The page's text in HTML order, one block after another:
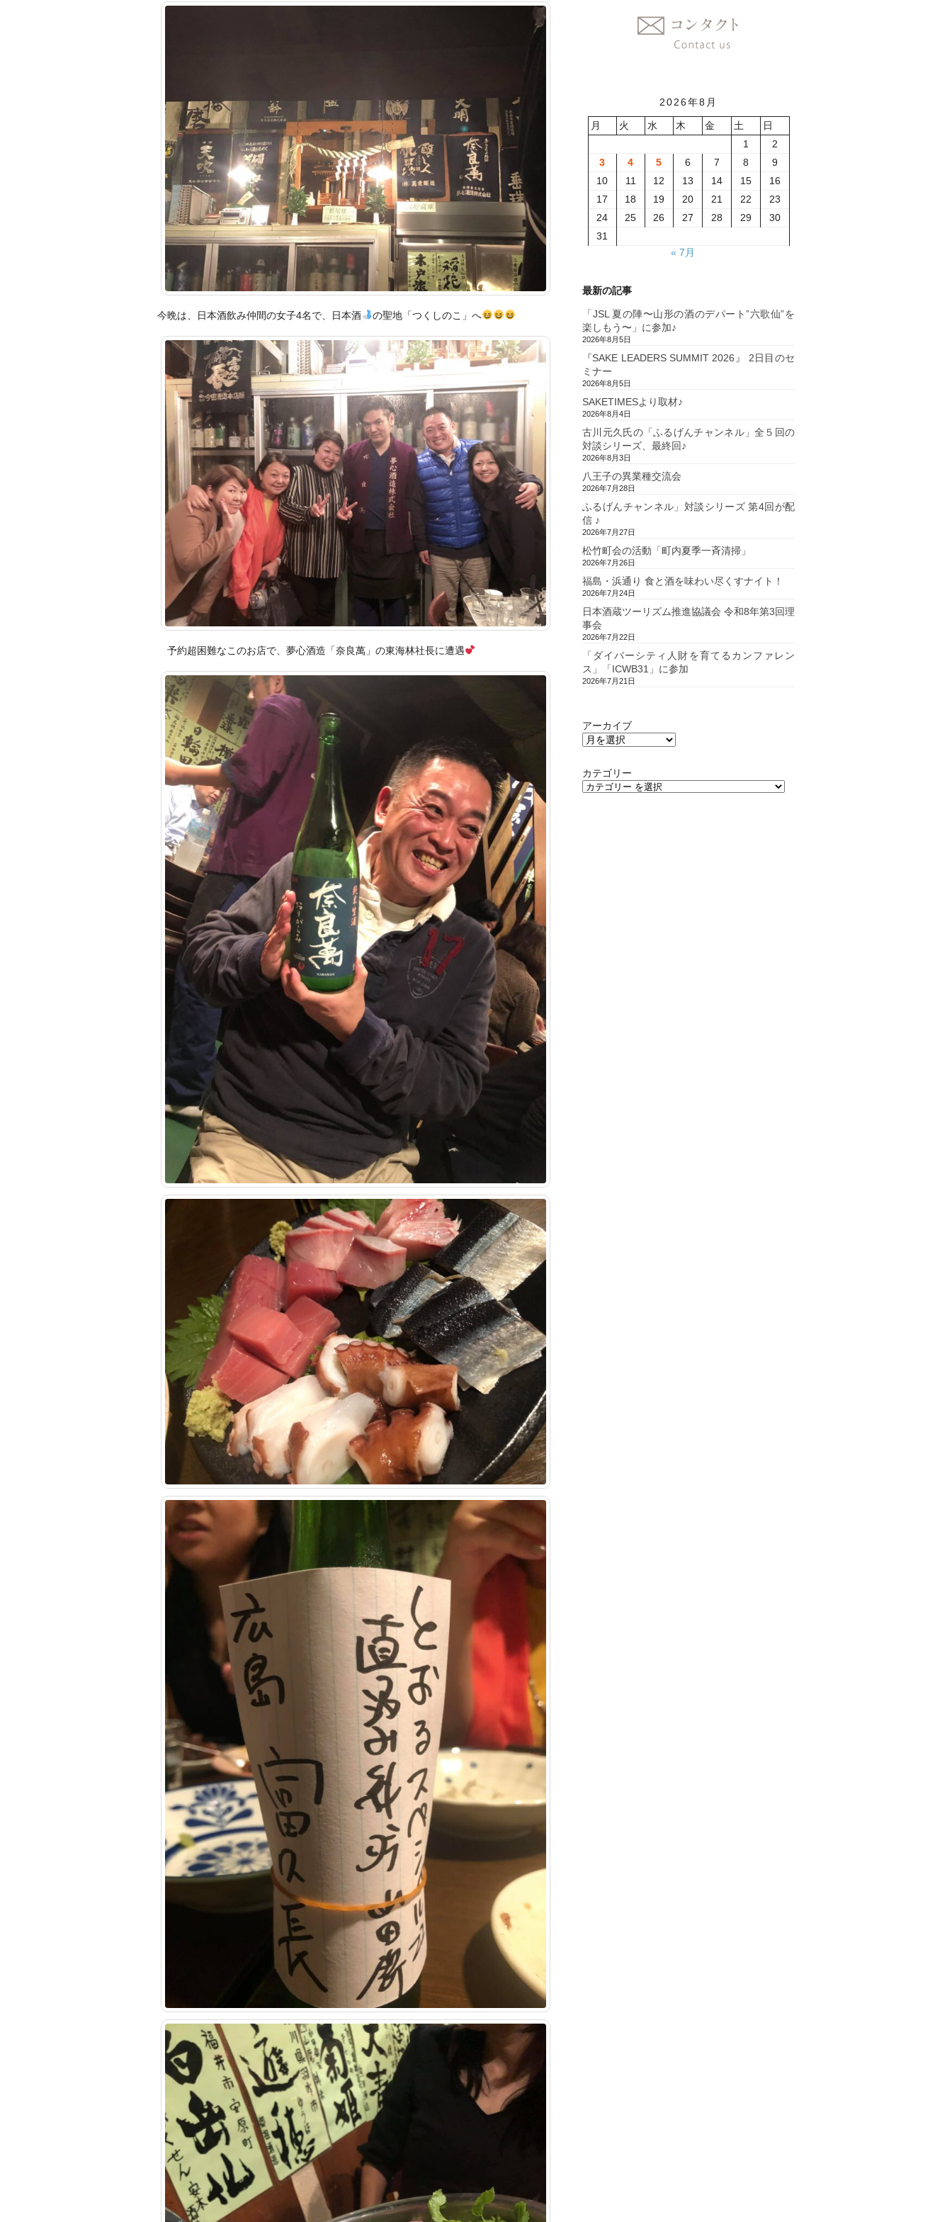
今晩は、日本酒飲み仲間の女子4名で、日本酒 の聖地「つくしのこ」へ
予約超困難なこのお店で、夢心酒造「奈良萬」の東海林社長に遭遇
2026年8月
月 火 水 木 金 土
日
1
2
3
4 5 6 7 8
9
10
11 12 13 14 15
16
17
18 19 20 21 22
23
24
25 26 27 28 29
30
31
« 7月
最新の記事
「JSL 夏の陣〜山形の酒のデパート”六歌仙”を
楽しもう〜」に参加♪
2026年8月5日
『SAKE LEADERS SUMMIT 2026』 2日目のセ
ミナー
2026年8月5日
SAKETIMESより取材♪
2026年8月4日
古川元久氏の「ふるげんチャンネル」全５回の
対談シリーズ、最終回♪
2026年8月3日
八王子の異業種交流会
2026年7月28日
ふるげんチャンネル」対談シリーズ 第4回が配
信 ♪
2026年7月27日
松竹町会の活動「町内夏季一斉清掃」
2026年7月26日
福島・浜通り 食と酒を味わい尽くすナイト！
2026年7月24日
日本酒蔵ツーリズム推進協議会 令和8年第3回理
事会
2026年7月22日
「ダイバーシティ人財を育てるカンファレン
ス」「ICWB31」に参加
2026年7月21日
アーカイブ
カテゴリー